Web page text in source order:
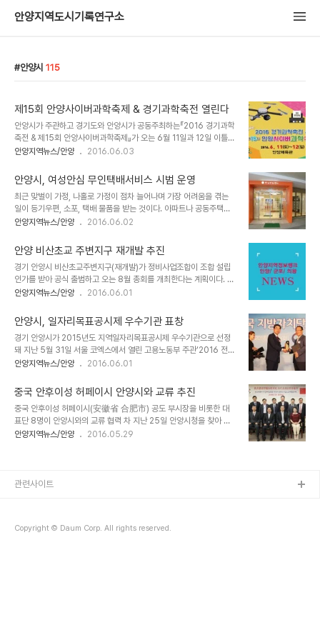
안양지역도시기록연구소
안양시 115
제15회 안양사이버과학축제 & 경기과학축전 열린다
안양시가 주관하고 경기도와 안양시가 공동주최하는『2016 경기과학
축전 & 제15회 안양사이버과학축제』가 오는 6월 11일과 12일 이틀
동안 안양체육관에서 개최된다. 수도권 최대의 정보과학축제로 자리
6개 분야로 구성된다. 이번 축제는 대회분야로 3D프린팅대회, 스토
리텔링발명대회, 로봇대회, 게임대회 등이 진행돼 청소년들의 정보화
향상에 기여할 것으로 기대된다. 최근 이슈가 되고 있는 드론과 관련하
여 드론아카데미, 드론체험관, 드론영상콘테스트 등도 마련돼 시뮬레
이션 체험을 통해 조종 실습이 가능하다. 정보화체험관에는 최신 ICT
로봇체험 등의 코너로 꾸며져 다양한 프로그..
안양지역뉴스/안양 2016.06.03
안양시, 여성안심 무인택배서비스 시범 운영
최근 맞벌이 가정, 나홀로 가정이 점차 늘어나며 가장 어려움을 겪는
일이 등기우편, 소포, 택배 물품을 받는 것이다. 아파트나 공동주택은
경비실에서 택배 물품을 대신 받아 가정에 전달해줄 수가 있지만 일반
물품 배송시 받는 사람이 없을 경우는 전화 또는 문자로 확인하거나 연
락이 안되면 다음날 재방문하는데 그런 과정에서 택배물품이 분실되
거나 오늘 꼭 받아야 하는 물건일 때는 난감한 경우가 많는 등 소비자
불만 사례가 발생하기도 한다. 특히 최근 여성을 표적으로 삼는 범죄가
자주 발생하자 안양시가 택배기사를 마주칠 필요 없이 안심하고 물품
시는 7월 1일부터‘여성안심 무인택배서비스..
안양지역뉴스/안양 2016.06.02
안양 비산초교 주변지구 재개발 추진
경기 안양시 비산초교주변지구(재개발)가 정비사업조합이 조합 설립
인가를 받아 공식 출범하고 오는 8월 총회를 개최한다는 계획이다. 비
산초교주변지구 재개발 정비사업조합(조합장 오택구ㆍ이하 조합)에
설립인가를 수용했다. 조합설립동의율은 76.55%를 기록한 것으로
알려졌다. 조합 관계자는 “조합설립인가를 받음에 따라 이사회를 마쳤
고, 이어 대의원회를 소집해 세부적인 사업계획을 세울 예정이다. 특히
시공자 선정을 위한 입찰공고에 대한 구체적 일정을 정해 오는 8월 시
공자선정총회를 목표로 사업에 속도를 더할 방침이다”고 말했다. 한편
㎡를 대상으로 한다. 조합은 이곳에 공동주택 ..
안양지역뉴스/안양 2016.06.01
안양시, 일자리목표공시제 우수기관 표창
경기 안양시가 2015년도 지역일자리목표공시제 우수기관으로 선정
돼 지난 5월 31일 서울 코엑스에서 열린 고용노동부 주관‘2016 전국
지방자치단체 일자리대상 시상식에서 고용노동부장관상을 수상했다.
정해 실행계획을 공시하는 제도로 안양시의 일자리사업이 전국적으로
탁월함을 인정받은 것이다. 이날 시상식은 전국 지자체를 대상으로 한
해동안의 일자리추진성과를 평가해 지역고용여건에 기여한 지자체를
선정 격려하는 자리로 이응용 안양시 기획경제국장이 이필운 시장을
대신해 이기권 고용노동부장관으로부터 표창장과 함께 상사업비 9천
안양지역뉴스/안양 2016.06.01
중국 안후이성 허페이시 안양시와 교류 추진
중국 안후이성 허페이시(安徽省 合肥市) 공도 부시장을 비롯한 대
표단 8명이 안양시와의 교류 협력 차 지난 25일 안양시청을 찾아 안
양시와 ‘우호도시경제기술교류협력비망록’에 서명하고 향후 양 기관
어나가기를 희망한다고 화답했다. 이날 체결을 계기로 양 시간 호혜평
업도시로서 히타치, 산요, 미쓰비시, 유니버셜, ..
안양지역뉴스/안양 2016.05.29
Copyright © Daum Corp. All rights reserved.
관련사이트